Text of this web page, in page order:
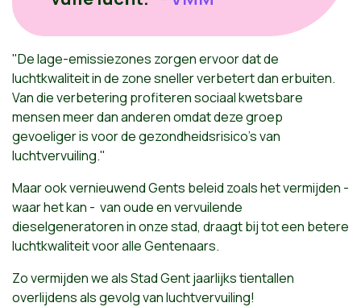
"De lage-emissiezones zorgen ervoor dat de
luchtkwaliteit in de zone sneller verbetert dan erbuiten.
Van die verbetering profiteren sociaal kwetsbare
mensen meer dan anderen omdat deze groep
gevoeliger is voor de gezondheidsrisico’s van
luchtvervuiling."
Maar ook vernieuwend Gents beleid zoals het vermijden -
waar het kan - van oude en vervuilende
dieselgeneratoren in onze stad, draagt bij tot een betere
luchtkwaliteit voor alle Gentenaars.
Zo vermijden we als Stad Gent jaarlijks tientallen
overlijdens als gevolg van luchtvervuiling!